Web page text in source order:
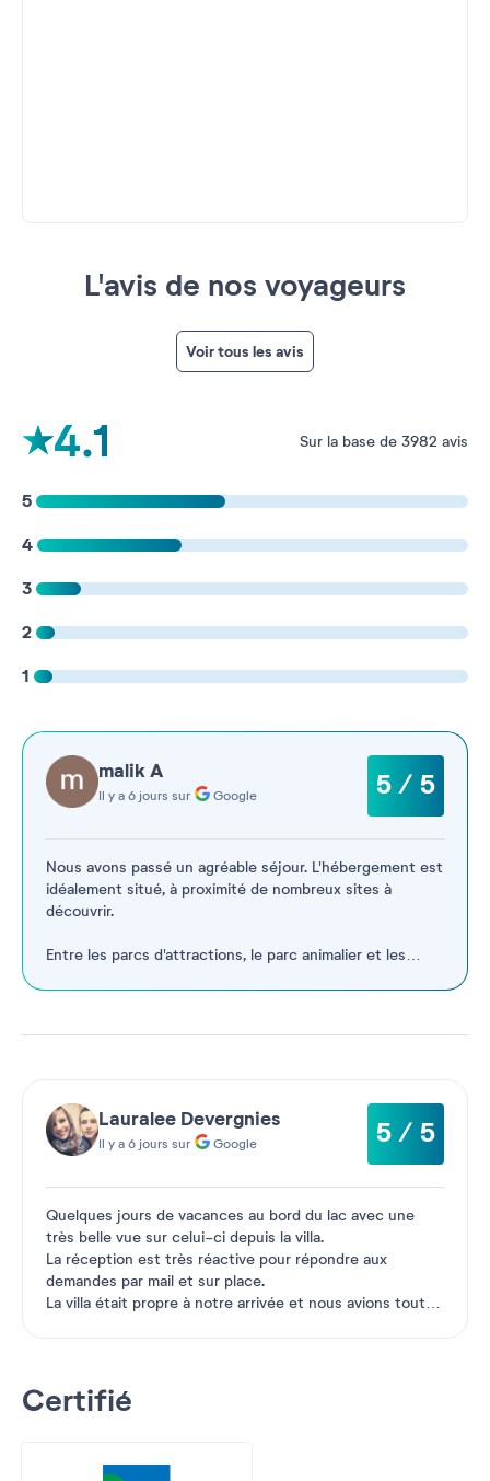
L'avis de nos voyageurs
4.1 Sur la base de 3982 avis
5
4
3
2
1
malik A
Il y a 6 jours sur Google 5 / 5
Nous avons passé un agréable séjour. L'hébergement est
idéalement situé, à proximité de nombreux sites à
découvrir.
Entre les parcs d'attractions, le parc animalier et les
Lauralee Devergnies
Il y a 6 jours sur Google 5 / 5
Quelques jours de vacances au bord du lac avec une
très belle vue sur celui-ci depuis la villa.
La réception est très réactive pour répondre aux
demandes par mail et sur place.
La villa était propre à notre arrivée et nous avions tout
Voir tous les avis
Certifié